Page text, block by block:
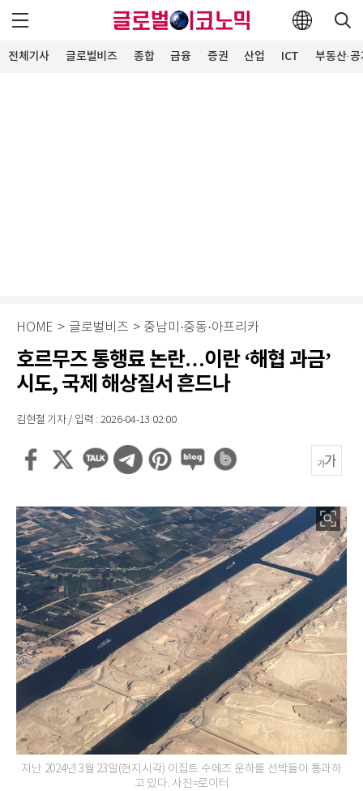
전체기사 글로벌비즈 종합 금융 증권 산업 ICT 부동산·
HOME > 글로벌비즈 > 중남미·중동·아프리카
호르무즈 통행료 논란…이란 ‘해협 과금’
시도, 국제 해상질서 흔드나
김현철 기자 / 입력 : 2026-04-13 02:00
지난 2024년 3월 23일(현지시각) 이집트 수에즈 운하를 선박들이 통과하
고 있다. 사진=로이터